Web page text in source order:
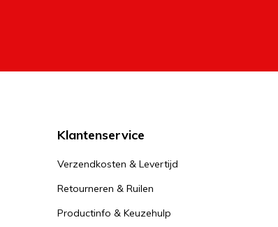
Klantenservice
Verzendkosten & Levertijd
Retourneren & Ruilen
Productinfo & Keuzehulp